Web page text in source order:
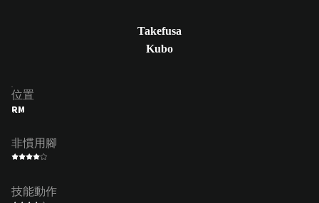
Takefusa
Kubo
位置
RM
非慣用腳
技能動作